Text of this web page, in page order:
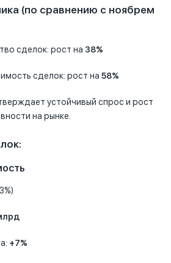
(по сравнению с ноябрем
сделок: рост на 38%
сделок: рост на 58%
устойчивый спрос и рост
на рынке.
+7%